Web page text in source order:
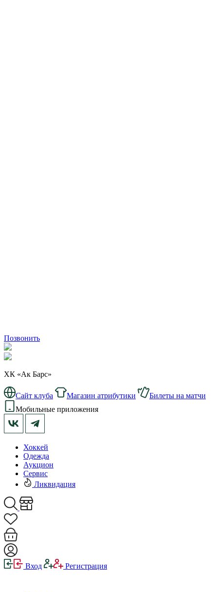
Позвонить
ХК «Ак Барс»
Сайт клуба Магазин атрибутики
Билеты на матчи
Мобильные приложения
Хоккей
Одежда
Аукцион
Сервис
Ликвидация
Вход Регистрация